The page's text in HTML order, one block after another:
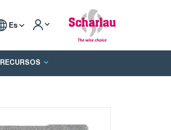
Es
RECURSOS